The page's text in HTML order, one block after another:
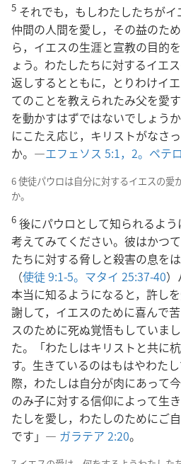
5 それでも，もしわたしたちが
仲間の人間を愛し，その益のた
ら，イエスの生涯と宣教の目的
ょう。わたしたちに対するイエ
返しするとともに，とりわけイ
てのことを教えられたみ父を愛
を動かすはずではないでしょう
にこたえ応じ，キリストがなさ
か。―エフェソス 5:1，2。 ペテ
6 使徒パウロは自分に対するイエスの愛
か。
6 後にパウロとして知られるよ
考えてみてください。彼はかつ
たちに対する脅しと殺害の息を
（使徒 9:1-5。 マタイ 25:37-40）
本当に知るようになると，許し
謝して，イエスのために喜んで
スのために死ぬ覚悟もしていま
た。「わたしはキリストと共に
す。生きているのはもはやわた
際，わたしは自分が肉にあって
のみ子に対する信仰によって生
たしを愛し，わたしのためにご
です」― ガラテア 2:20。